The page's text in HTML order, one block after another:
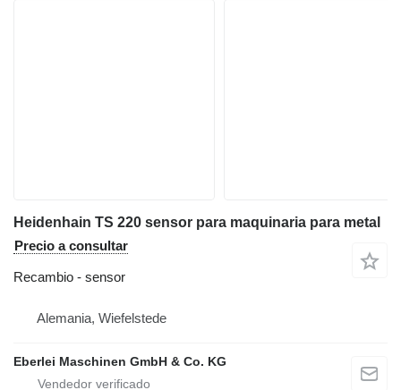
Heidenhain TS 220 sensor para maquinaria para metal
Precio a consultar
Recambio - sensor
Alemania, Wiefelstede
Eberlei Maschinen GmbH & Co. KG